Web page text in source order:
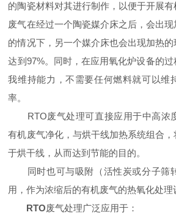
的陶瓷材料对其进行制作，以便于开展
废气在经过一个陶瓷媒介床之后，会出
的情况下，另一个媒介床也会出现加热
达到97%。同时，在应用氧化炉设备的
我维持能力，不需要任何燃料就可以维
率。
RTO废气处理可直接应用于中高浓
有机废气净化，与烘干线加热系统组合
于烘干线，从而达到节能的目的。
同时也可与吸附（活性炭或分子筛
用，作为浓缩后的有机废气的热氧化处理
RTO废气处理广泛应用于：